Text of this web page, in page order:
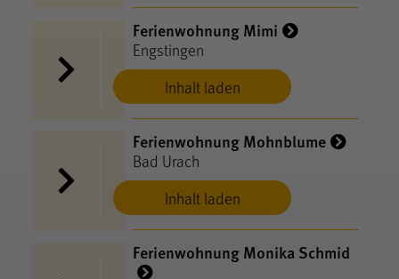
Inhalt laden
Ferienwohnung Mimi
Engstingen
Inhalt laden
Ferienwohnung Mohnblume
Bad Urach
Ferienwohnung Monika Schmid